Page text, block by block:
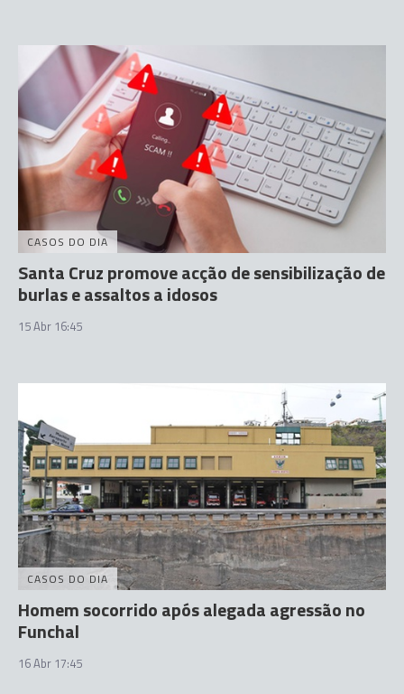
CASOS DO DIA
Santa Cruz promove acção de sensibilização de
burlas e assaltos a idosos
15 Abr 16:45
CASOS DO DIA
Homem socorrido após alegada agressão no
Funchal
16 Abr 17:45